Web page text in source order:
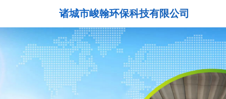
诸城市峻翰环保科技有限公司